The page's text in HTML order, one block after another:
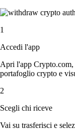
1
Accedi l'app
Apri l'app Crypto.com,
portafoglio crypto e
2
Scegli chi riceve
Vai su trasferisci e